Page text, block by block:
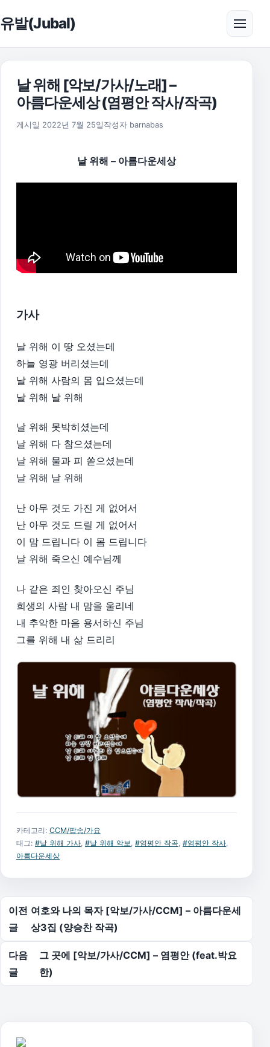
유발(Jubal) 메뉴
날 위해 [악보/가사/노래] –
아름다운세상 (염평안 작사/작곡)
게시일 2022년 7월 25일 2025년 11월 18일
작성자 barnabas
날 위해 – 아름다운세상
가사
날 위해 이 땅 오셨는데
하늘 영광 버리셨는데
날 위해 사람의 몸 입으셨는데
날 위해 날 위해
날 위해 못박히셨는데
날 위해 다 참으셨는데
날 위해 물과 피 쏟으셨는데
날 위해 날 위해
난 아무 것도 가진 게 없어서
난 아무 것도 드릴 게 없어서
이 맘 드립니다 이 몸 드립니다
날 위해 죽으신 예수님께
나 같은 죄인 찾아오신 주님
희생의 사람 내 맘을 울리네
내 추악한 마음 용서하신 주님
그를 위해 내 삶 드리리
카테고리: CCM/팝송/가요
태그: #날 위해 가사 #날 위해 악보 #염평안 작곡 #염평안 작사
아름다운세상
글 탐색
이전
글
여호와 나의 목자 [악보/가사/CCM] – 아름다운세
상3집 (양승찬 작곡)
다음
글
그 곳에 [악보/가사/CCM] – 염평안 (feat.박요
한)